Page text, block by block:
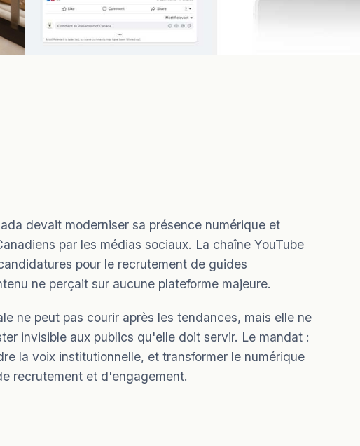
devait moderniser sa présence numérique et
par les médias sociaux. La chaîne YouTube
pour le recrutement de guides
ne perçait sur aucune plateforme majeure.
ne peut pas courir après les tendances, mais elle ne
invisible aux publics qu'elle doit servir. Le mandat :
la voix institutionnelle, et transformer le numérique
recrutement et d'engagement.